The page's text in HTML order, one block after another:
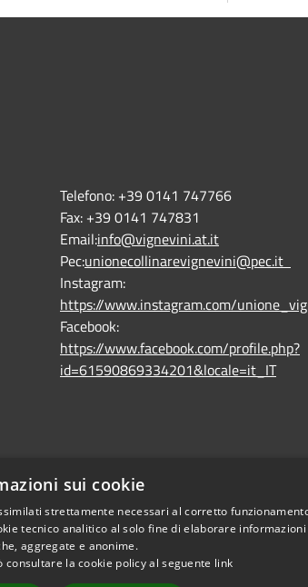
Telefono: +39 0141 747766
Fax: +39 0141 747831
Email:info@vignevini.at.it
Pec:unionecollinarevignevini@pec.it
Instagram:
https://www.instagram.com/
Facebook:
https://www.facebook.com/profile.php?
id=61590869334201&locale=it_IT
sui cookie
strettamente necessari al corretto
tecnico analitico al solo fine di elaborare informazioni
aggregate e anonime.
consultare la cookie policy al seguente link